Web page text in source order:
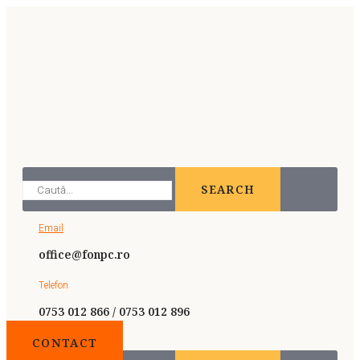
SEARCH
Email
office@fonpc.ro
Telefon
0753 012 866 / 0753 012 896
CONTACT